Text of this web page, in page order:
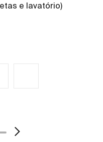
e lavatório)